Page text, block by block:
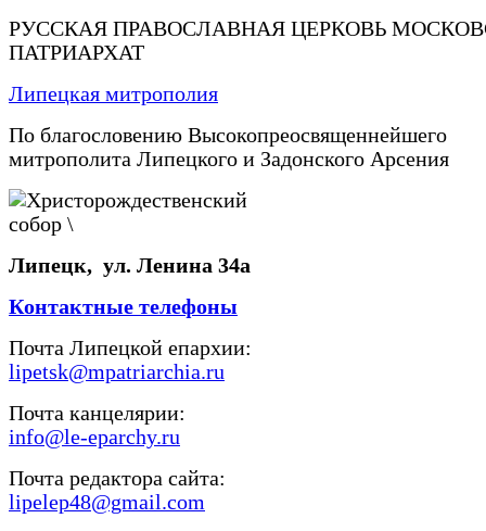
РУССКАЯ ПРАВОСЛАВНАЯ ЦЕРКОВЬ
ПАТРИАРХАТ
Липецкая митрополия
По благословению Высокопреосвященнейшего
митрополита Липецкого и Задонского Арсения
Липецк, ул. Ленина 34а
Контактные телефоны
Почта Липецкой епархии:
lipetsk@mpatriarchia.ru
Почта канцелярии:
info@le-eparchy.ru
Почта редактора сайта:
lipelep48@gmail.com